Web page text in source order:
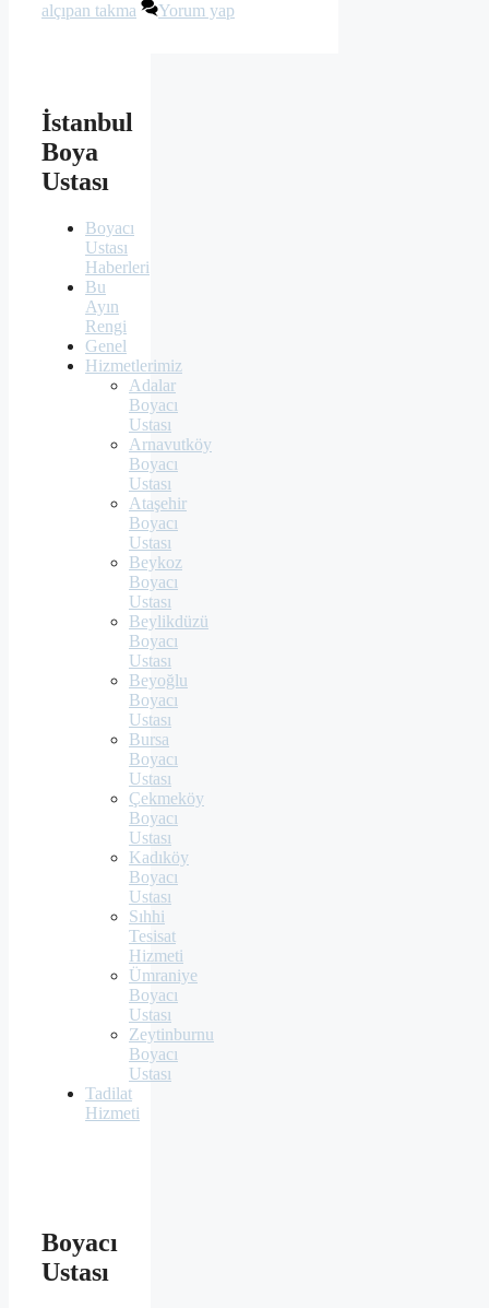
alçıpan takma
Yorum yap
İstanbul
Boya
Ustası
Boyacı
Ustası
Haberleri
Bu
Ayın
Rengi
Genel
Hizmetlerimiz
Adalar
Boyacı
Ustası
Arnavutköy
Boyacı
Ustası
Ataşehir
Boyacı
Ustası
Beykoz
Boyacı
Ustası
Beylikdüzü
Boyacı
Ustası
Beyoğlu
Boyacı
Ustası
Bursa
Boyacı
Ustası
Çekmeköy
Boyacı
Ustası
Kadıköy
Boyacı
Ustası
Sıhhi
Tesisat
Hizmeti
Ümraniye
Boyacı
Ustası
Zeytinburnu
Boyacı
Ustası
Tadilat
Hizmeti
Boyacı
Ustası